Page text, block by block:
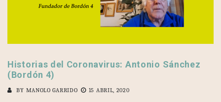
Historias del Coronavirus: Antonio Sánchez
(Bordón 4)
BY MANOLO GARRIDO 15 ABRIL, 2020